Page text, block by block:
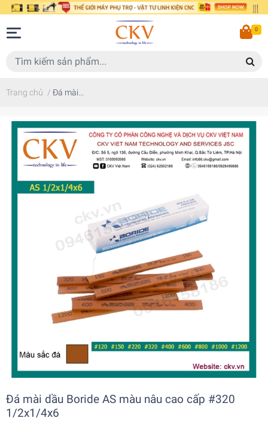
0
Trang chủ / Đá mài...
Đá mài dầu Boride AS màu nâu cao cấp #320
1/2x1/4x6